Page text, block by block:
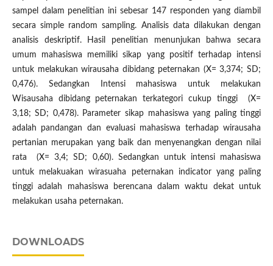
sampel dalam penelitian ini sebesar 147 responden yang diambil
secara simple random sampling. Analisis data dilakukan dengan
analisis deskriptif. Hasil penelitian menunjukan bahwa secara
umum mahasiswa memiliki sikap yang positif terhadap intensi
untuk melakukan wirausaha dibidang peternakan (X= 3,374; SD;
0,476). Sedangkan Intensi mahasiswa untuk melakukan
Wisausaha dibidang peternakan terkategori cukup tinggi (X=
3,18; SD; 0,478). Parameter sikap mahasiswa yang paling tinggi
adalah pandangan dan evaluasi mahasiswa terhadap wirausaha
pertanian merupakan yang baik dan menyenangkan dengan nilai
rata (X= 3,4; SD; 0,60). Sedangkan untuk intensi mahasiswa
untuk melakuakan wirasuaha peternakan indicator yang paling
tinggi adalah mahasiswa berencana dalam waktu dekat untuk
melakukan usaha peternakan.
DOWNLOADS